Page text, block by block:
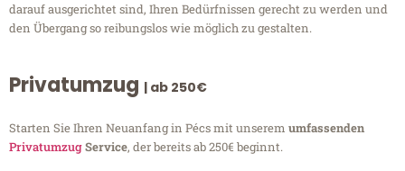
darauf ausgerichtet sind, Ihren Bedürfnissen gerecht zu werden und
den Übergang so reibungslos wie möglich zu gestalten.
Privatumzug | ab 250€
Starten Sie Ihren Neuanfang in Pécs mit unserem umfassenden
PrivatumzugService, der bereits ab 250€ beginnt.